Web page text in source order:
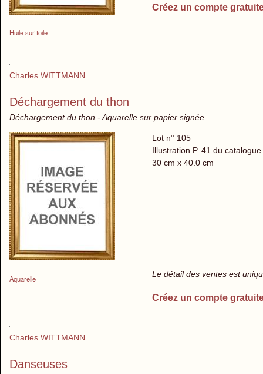
Huile sur toile
Créez un compte
Charles WITTMANN
Déchargement du thon
Déchargement du thon - Aquarelle sur papier signée
Aquarelle
Lot n° 105
Illustration P. 41 du catalogue
30 cm x 40.0 cm
Le détail des ventes est
Créez un compte
Charles WITTMANN
Danseuses